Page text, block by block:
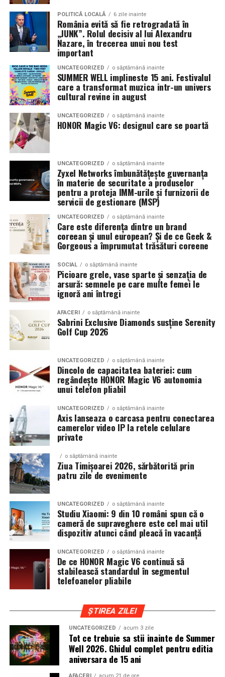
Colecțiile pe care le propune brandul acoperă toate
ocaziile ce merită marcate printr-o bijuterie autentică:
Blanco’s Diamonds, dedicată inelelor de logodnă și
bijuteriilor fine cu diamante naturale certificate;
DeRuvo Diamonds and Precious Stones
spre pietre prețioase colorate naturale; șiVerighetele
Sabrini, realizate la comandă în atelierul propriu,
personalizate în întregime pentru fiecare cuplu.
Telefon și WhatsApp:0790 999 900
Email:info@sabrini.ro
Toate magazinele:
Livrare gratuită în toată România.
Sabrini — Diamante naturale. Momente autentice.
(Advertorial)
parfumeria fină.
La La Lime
– prospețime reinterpretată
Dacă preferi parfumurile fresh, luminoase și energice, La
La Lime este alegerea potrivită.
Parfumul este construit în jurul lime-ului peruvian,
completat de un acord de lenjerie proaspăt spălată și
Akigalawood, o notă lemnoasă modernă care oferă
profunzime și persistență. Rezultatul este un parfum
vibrant, contemporan și ușor de purtat în orice moment
al zilei.
Tropic Thunder– vacanța într-o sticlă
Pentru cei care preferă parfumurile mai calde și
senzuale, Tropic Thunder propune o atmosferă complet
diferită.
Smochina coaptă, laptele de cocos și lemnul de santal
construiesc o compoziție inspirată de zilele petrecute la
soare și de energia destinațiilor tropicale. Este un
parfum care îmbină prospețimea fructelor cu confortul
notelor cremoase și lemnoase, fiind ideal pentru serile
de vară.
Parfumuri create fără limite
AtâtLa La Lime, cât șiTropic Thunder
Scents
, prima colecție Oriflame inspirată din parfumeria
de nișă.
Colecția a fost dezvoltată în colaborare cu Givaudan și
parfumerie. În cadrul unui proiect unic, aceștia au
primit aceeași provocare: să creeze fără reguli, fără
constrângeri comerciale și fără limitări de cost.
Rezultatul este o colecție de parfumuri moderne,
construite în jurul creativității și al ingredientelor
premium.
parfumul din sticlă, Oriflame a lansat și o serie de
episoade disponibile pe YouTube, unde poate fi urmărit
întregul proces de creație, de la inspirație și alegerea
Ce parfum alegi vara?Nu există un răspuns universal.
Dacă îți plac parfumurile proaspete, citrice și energice,
ingredientele precum lime-ul sunt alegerea ideală. Dacă
preferi aromele calde, exotice și cu personalitate, notele
de smochină, cocos și lemn de santal sunt perfecte
POLITICĂ LOCALĂ 6 zile inainte
România evită să fie retrogradată în
„JUNK”. Rolul decisiv al lui Alexandru
Nazare, în trecerea unui nou test
important
UNCATEGORIZED o săptămână inainte
SUMMER WELL implineste 15 ani. Festivalul
care a transformat muzica intr-un univers
cultural revine in august
UNCATEGORIZED o săptămână inainte
HONOR Magic V6: designul care se poartă
UNCATEGORIZED o săptămână inainte
Zyxel Networks îmbunătățește guvernanța
în materie de securitate a produselor
pentru a proteja IMM-urile și furnizorii de
servicii de gestionare (MSP)
UNCATEGORIZED o săptămână inainte
Care este diferența dintre un brand
coreean și unul european? Și de ce Geek &
Gorgeous a împrumutat trăsături coreene
SOCIAL o săptămână inainte
Picioare grele, vase sparte și senzația de
arsură: semnele pe care multe femei le
ignoră ani întregi
AFACERI o săptămână inainte
Sabrini Exclusive Diamonds susține Serenity
Golf Cup 2026
UNCATEGORIZED o săptămână inainte
Dincolo de capacitatea bateriei: cum
regândește HONOR Magic V6 autonomia
unui telefon pliabil
UNCATEGORIZED o săptămână inainte
Axis lanseaza o carcasa pentru conectarea
camerelor video IP la retele celulare
private
o săptămână inainte
Ziua Timișoarei 2026, sărbătorită prin
patru zile de evenimente
UNCATEGORIZED o săptămână inainte
Studiu Xiaomi: 9 din 10 români spun că o
cameră de supraveghere este cel mai util
dispozitiv atunci când pleacă în vacanță
UNCATEGORIZED o săptămână inainte
De ce HONOR Magic V6 continuă să
stabilească standardul în segmentul
telefoanelor pliabile
ȘTIREA ZILEI
UNCATEGORIZED acum 3 zile
Tot ce trebuie sa stii inainte de Summer
Well 2026. Ghidul complet pentru editia
aniversara de 15 ani